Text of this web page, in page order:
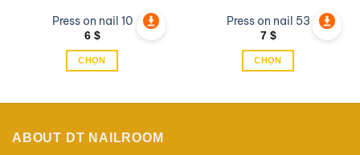
Press on nail 10
6 $
CHỌN
có
nhiều
Press on nail 53
7 $
CHỌN
ABOUT DT NAILROOM